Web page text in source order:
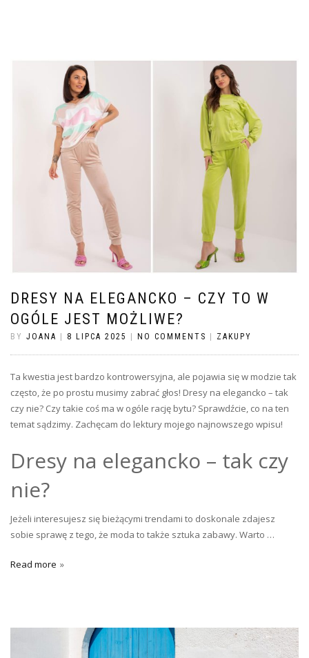
DRESY NA ELEGANCKO – CZY TO W
OGÓLE JEST MOŻLIWE?
BY JOANA 8 LIPCA 2025 NO COMMENTS ZAKUPY
Ta kwestia jest bardzo kontrowersyjna, ale pojawia się w modzie tak
często, że po prostu musimy zabrać głos! Dresy na elegancko – tak
czy nie? Czy takie coś ma w ogóle rację bytu? Sprawdźcie, co na ten
temat sądzimy. Zachęcam do lektury mojego najnowszego wpisu!
Dresy na elegancko – tak czy
nie?
Jeżeli interesujesz się bieżącymi trendami to doskonale zdajesz
sobie sprawę z tego, że moda to także sztuka zabawy. Warto …
Read more